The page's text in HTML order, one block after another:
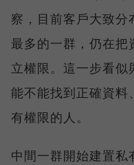
察，目前客戶大致分
最多的一群，仍在把
立權限。這一步看
能不能找到正確資料
有權限的人。
中間一群開始建置私